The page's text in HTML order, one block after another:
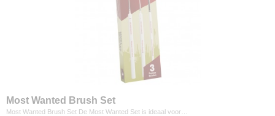
Most Wanted Brush Set
Most Wanted Brush Set De Most Wanted Set is ideaal voor…